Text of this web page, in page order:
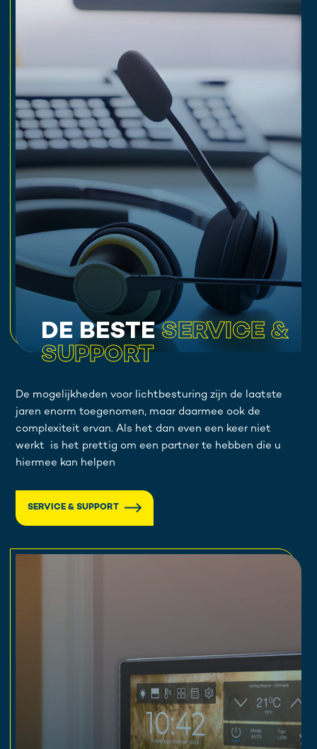
DE BESTESERVICE &
SUPPORT
De mogelijkheden voor lichtbesturing zijn de laatste
jaren enorm toegenomen, maar daarmee ook de
complexiteit ervan. Als het dan even een keer niet
werkt is het prettig om een partner te hebben die u
hiermee kan helpen
SERVICE & SUPPORT